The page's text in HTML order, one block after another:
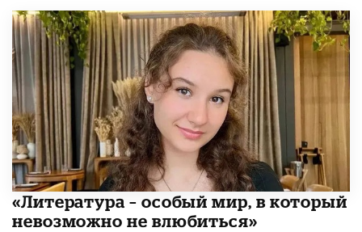
​«Литература – особый мир, в который
невозможно не влюбиться»